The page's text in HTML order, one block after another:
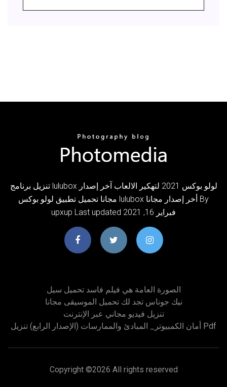
تنزيل برنامج lulubox لولو بوكس 2021 لتهكير الالعاب آخر إصدار
مجانا تحميل تطبيق لولو بوكس lulubox أخر إصدار مجانا By
upxup Last updated فبراير 16, 2021
الصورة العامة هي فيلم فاسد تحميل سيل
نيك جوناس تجد لك تحميل الموسيقى مجانا
تنزيل فيديو مجاني عبر الإنترنت
أمان الكمبيوتر_ المبادئ والممارسات (الإصدار الرابع) تنزيل Pdf
Copyright ©2026 All rights reserved